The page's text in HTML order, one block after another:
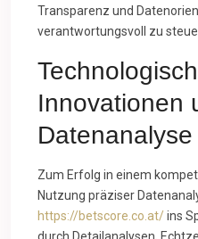
Transparenz und
verantwortungsvoll zu
Innovationen
Datenanalyse
Zum Erfolg in einem
Nutzung präziser
https://betscore.co.at/ins